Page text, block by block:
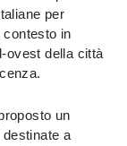
per
contesto in
ovest della città
un
destinate a